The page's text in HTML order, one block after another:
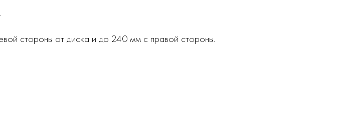
стороны от диска и до 240 мм с правой стороны.